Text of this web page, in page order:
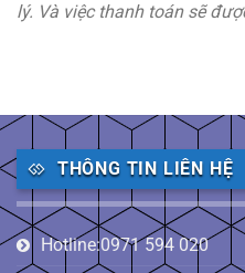
lý. Và việc thanh toán sẽ
THÔNG TIN LIÊN HỆ
Hotline:0971 594 020